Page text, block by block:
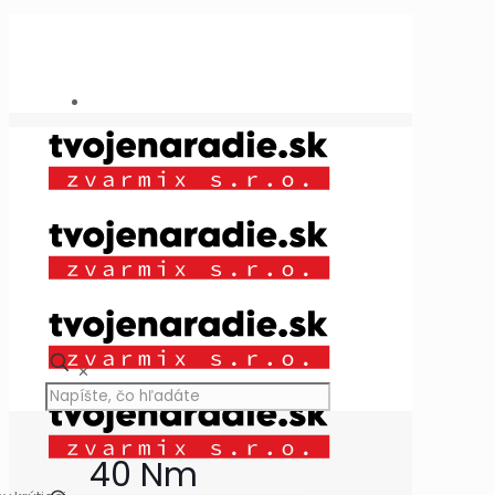
✕
40 Nm